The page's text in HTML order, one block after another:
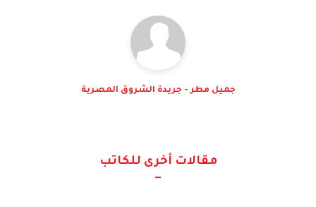
جميل مطر - جريدة الشروق المصرية
مقالات أخرى للكاتب